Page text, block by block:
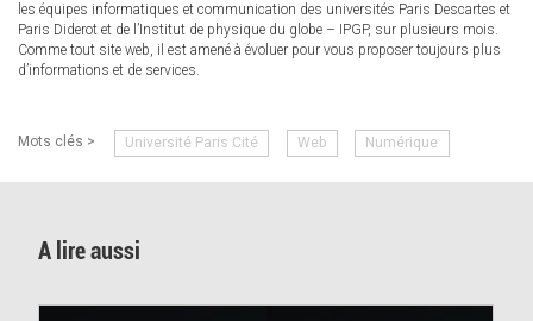
les équipes informatiques et communication des universités Paris Descartes et
Paris Diderot et de l’Institut de physique du globe – IPGP, sur plusieurs mois.
Comme tout site web, il est amené à évoluer pour vous proposer toujours plus
d’informations et de services.
Mots clés > Université Paris Cité Web Numérique
A lire aussi